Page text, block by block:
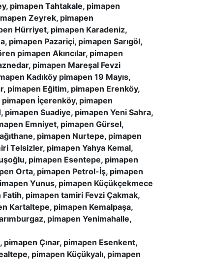
pimapen Tahtakale, pimapen
Zeyrek, pimapen
Hürriyet, pimapen Karadeniz,
pimapen Pazariçi, pimapen Sarıgöl,
pimapen Akıncılar, pimapen
pimapen Mareşal Fevzi
Kadıköy pimapen 19 Mayıs,
pimapen Eğitim, pimapen Erenköy,
İçerenköy, pimapen
pimapen Suadiye, pimapen Yeni Sahra,
Emniyet, pimapen Gürsel,
pimapen Nurtepe, pimapen
Telsizler, pimapen Yahya Kemal,
pimapen Esentepe, pimapen
Orta, pimapen Petrol-İş, pimapen
Yunus, pimapen Küçükçekmece
pimapen tamiri Fevzi Çakmak,
Kartaltepe, pimapen Kemalpaşa,
pimapen Yenimahalle,
Çınar, pimapen Esenkent,
pimapen Küçükyalı, pimapen